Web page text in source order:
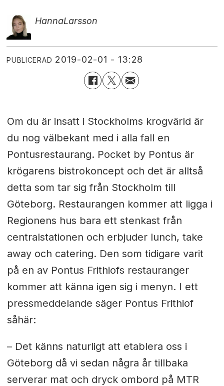
HannaLarsson
PUBLICERAD 2019-02-01 - 13:28
Om du är insatt i Stockholms krogvärld är
du nog välbekant med i alla fall en
Pontusrestaurang. Pocket by Pontus är
krögarens bistrokoncept och det är alltså
detta som tar sig från Stockholm till
Göteborg. Restaurangen kommer att ligga i
Regionens hus bara ett stenkast från
centralstationen och erbjuder lunch, take
away och catering. Den som tidigare varit
på en av Pontus Frithiofs restauranger
kommer att känna igen sig i menyn. I ett
pressmeddelande säger Pontus Frithiof
såhär:
– Det känns naturligt att etablera oss i
Göteborg då vi sedan några år tillbaka
serverar mat och dryck ombord på MTR